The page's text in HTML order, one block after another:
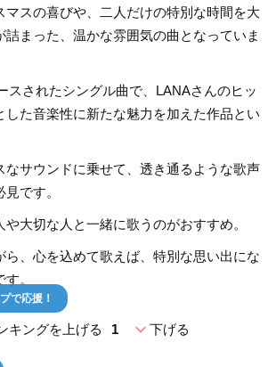
マスの喜びや、二人だけの特別な時間を大
詰まった、温かな雰囲気の曲となっていま
スされたシングル曲で、LANAさんのヒッ
した音楽性に新たな魅力を加えた作品とい
なサウンドに乗せて、透き通るような歌声
です。
大切な人と一緒に歌うのがおすすめ。
ら、心を込めて歌えば、特別な思い出にな
。
キングを上げる 1
で応援！
expand_more下げる